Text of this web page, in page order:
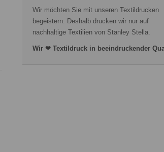
Wir möchten Sie mit unseren Textildrucken
begeistern. Deshalb drucken wir nur auf
nachhaltige Textilien von Stanley Stella.
Wir ❤ Textildruck in beeindruckender